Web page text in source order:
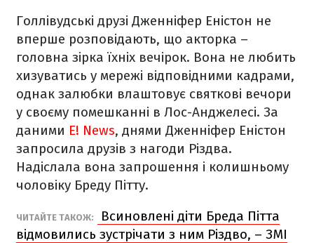
Голлівудські друзі Дженніфер Еністон не
вперше розповідають, що акторка –
головна зірка їхніх вечірок. Вона не любить
хизуватись у мережі відповідними кадрами,
однак залюбки влаштовує святкові вечори
у своєму помешканні в Лос-Анджелесі. За
даними E! News, днями Дженніфер Еністон
запросила друзів з нагоди Різдва.
Надіслала вона запрошення і колишньому
чоловіку Бреду Пітту.
ЧИТАЙТЕ ТАКОЖ:
Всиновлені діти Бреда Пітта
відмовились зустрічати з ним Різдво, – ЗМІ